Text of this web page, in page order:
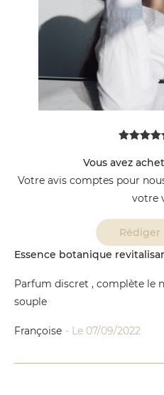
Vous avez
Votre avis comptes pour
votre
Rédiger
Essence botanique
Parfum discret , complète le
souple
Françoise - Le 07/09/2022